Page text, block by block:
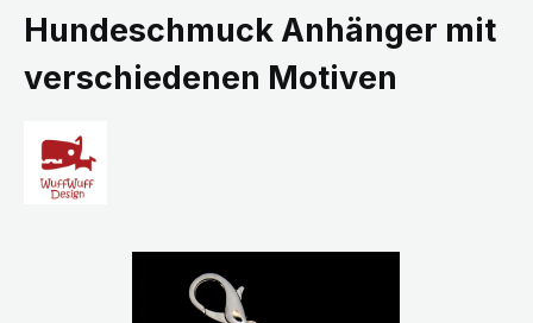
Hundeschmuck Anhänger mit
verschiedenen Motiven